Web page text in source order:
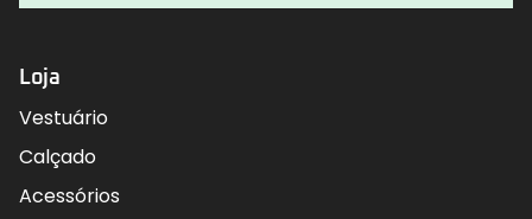
Loja
Vestuário
Calçado
Acessórios